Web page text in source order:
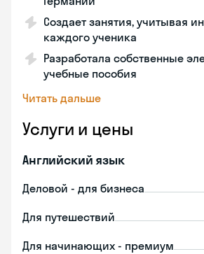
Создает занятия, учитывая
каждого ученика
Разработала собственные
учебные пособия
Читать дальше
Услуги и цены
Английский язык
Деловой - для бизнеса
Для путешествий
Для начинающих - премиум